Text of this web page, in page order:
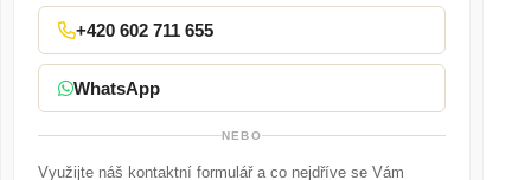
+420 602 711 655
WhatsApp
NEBO
Využijte náš kontaktní formulář a co nejdříve se Vám